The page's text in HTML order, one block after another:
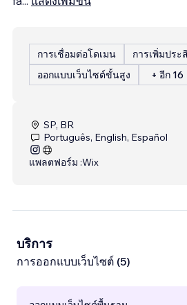
การเชื่อมต่อโดเมน
การเพิ่มปร
ออกแบบเว็บไซต์ขั้นสูง
+ อีก 16
SP, BR
Português, English, Español
แพลตฟอร์ม :Wix
บริการ
การออกแบบเว็บไซต์ (5)